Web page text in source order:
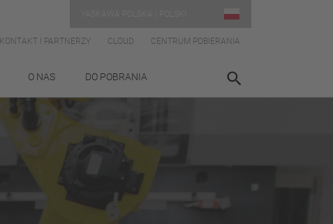
KONTAKT I PARTNERZY CLOUD CENTRUM POBIERANIA
O NAS DO POBRANIA